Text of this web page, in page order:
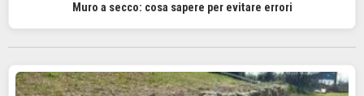
Muro a secco: cosa sapere per evitare errori